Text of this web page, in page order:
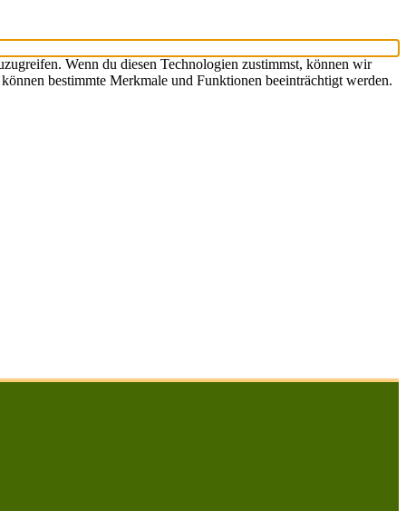
Wenn du diesen Technologien zustimmst, können wir
bestimmte Merkmale und Funktionen beeinträchtigt werden.